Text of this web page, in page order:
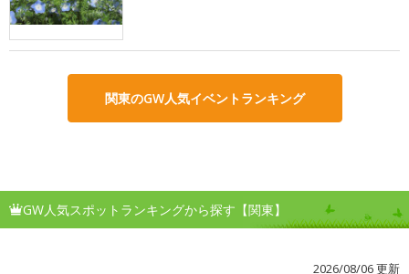
関東のGW人気イベントランキング
GW人気スポットランキングから探す【関東】
2026/08/06 更新